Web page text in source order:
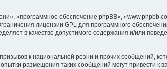
«программное обеспечение phpBB»,
лицензии GPL для программного
в качестве допустимого содержания и/или
к национальной розни и прочих сообщений,
размещения таких сообщений могут привести к